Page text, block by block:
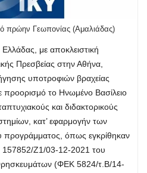
πρώην Γεωπονίας (Αμαλιάδας)
με αποκλειστική
Πρεσβείας στην Αθήνα,
υποτροφιών βραχείας
προορισμό το Ηνωμένο Βασίλειο
και διδακτορικούς
κατ’ εφαρμογήν των
προγράμματος, όπως εγκρίθηκαν
Ζ1/03-12-2021 του
(ΦΕΚ 5824/τ.Β/14-